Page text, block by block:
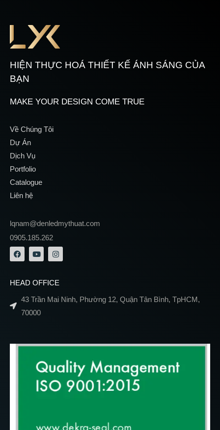
HIỆN THỰC HOÁ THIẾT KẾ ÁNH SÁNG CỦA
BẠN
MAKE YOUR DESIGN COME TRUE
Về Chúng Tôi
Dự Án
Dịch Vụ
Portfolio
Catalogue
Liên hệ
lqnam@denledmythuat.com
0905.185.262
HEAD OFFICE
43 Trần Mai Ninh, Phường 12, Quận Tân Bình, TpHCM,
70000